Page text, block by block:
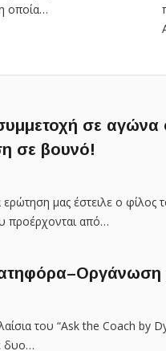
οποία…
σε αγώνα
σε βουνό!
μας έστειλε ο φίλος
προέρχονται από…
του “Ask the Coach by
δυο…